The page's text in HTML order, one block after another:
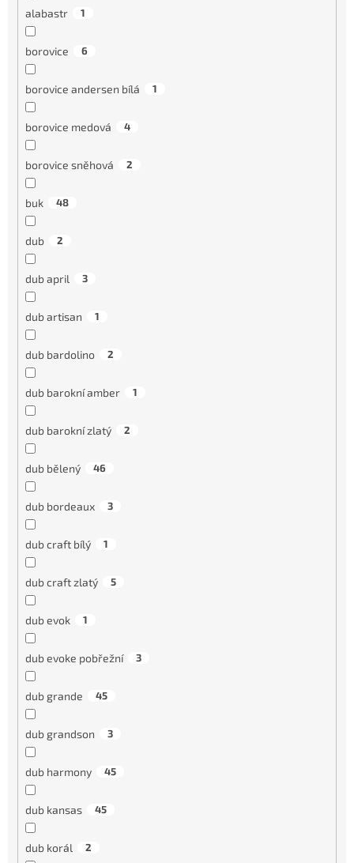
alabastr 1
borovice 6
borovice andersen bílá 1
borovice medová 4
borovice sněhová 2
buk 48
dub 2
dub april 3
dub artisan 1
dub bardolino 2
dub barokní amber 1
dub barokní zlatý 2
dub bělený 46
dub bordeaux 3
dub craft bílý 1
dub craft zlatý 5
dub evok 1
dub evoke pobřežní 3
dub grande 45
dub grandson 3
dub harmony 45
dub kansas 45
dub korál 2